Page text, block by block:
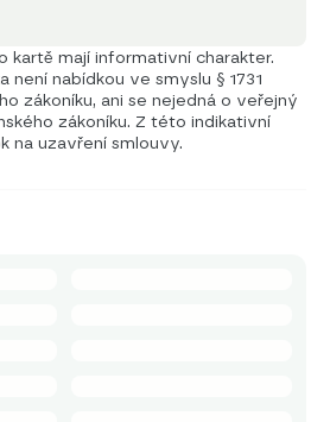
kartě mají informativní charakter.
není nabídkou ve smyslu § 1731
zákoníku, ani se nejedná o veřejný
zákoníku. Z této indikativní
na uzavření smlouvy.